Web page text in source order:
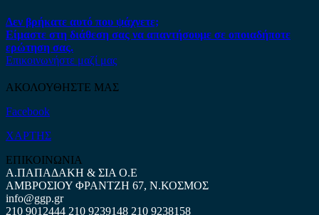
Δεν βρήκατε αυτό που ψάχνετε;
Είμαστε στη διάθεση σας να απαντήσουμε σε οποιαδήποτε
ερώτηση σας.
Επικοινωνήστε μαζί μας
ΑΚΟΛΟΥΘΗΣΤΕ ΜΑΣ
Facebook
ΧΑΡΤΗΣ
ΕΠΙΚΟΙΝΩΝΙΑ
Α.ΠΑΠΑΔΑΚΗ & ΣΙΑ Ο.Ε
ΑΜΒΡΟΣΙΟΥ ΦΡΑΝΤΖΗ 67, Ν.ΚΟΣΜΟΣ
info@ggp.gr
210 9012444 210 9239148 210 9238158